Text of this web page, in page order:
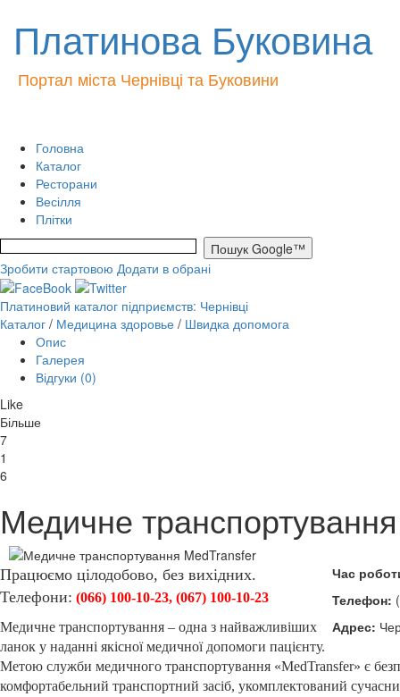
Платинова Буковина
Портал міста Чернівці та Буковини
Головна
Каталог
Ресторани
Весілля
Плітки
Зробити стартовою Додати в обрані
Платиновий каталог підприємств: Чернівці
Каталог / Медицина здоровье / Швидка допомога
Опис
Галерея
Відгуки (0)
Like
Більше
7
1
6
Медичне
Час
Телефон:
Адрес:
Працюємо цілодобово, без вихідних.
Телефони: (066) 100-10-23, (067) 100-10-23
Медичне транспортування – одна з найважливіших
ланок у наданні якісної медичної допомоги пацієнту.
Метою служби медичного транспортування «MedTransfer» є
комфортабельний транспортний засіб, укомплектований